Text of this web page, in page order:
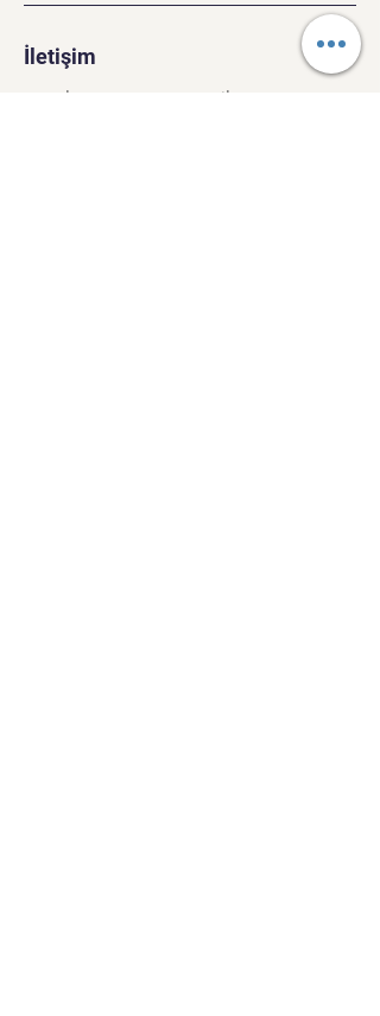
İletişim
morelesscompany@gmail.com